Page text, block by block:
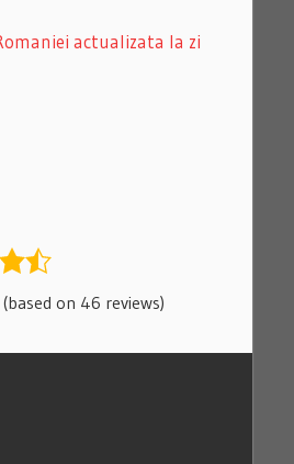
actualizata la zi
on 46 reviews)